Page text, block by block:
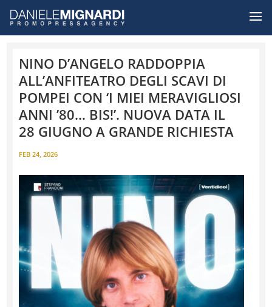
NINO D’ANGELO RADDOPPIA
ALL’ANFITEATRO DEGLI SCAVI DI
POMPEI CON ‘I MIEI MERAVIGLIOSI
ANNI ’80… BIS!’. NUOVA DATA IL
28 GIUGNO A GRANDE RICHIESTA
FEB 24, 2026